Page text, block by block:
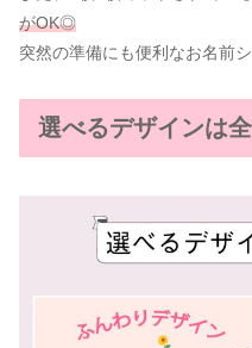
がOK◎
突然の準備にも便利なお名前シ
選べるデザインは